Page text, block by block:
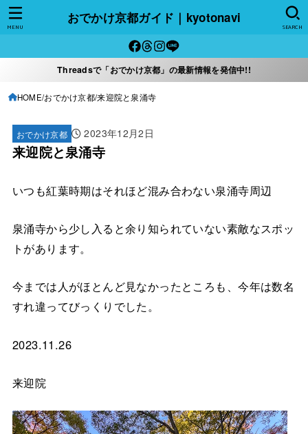
おでかけ京都ガイド｜kyotonavi
SEARCH
MENU
Threadsで「おでかけ京都」の最新情報を発信中!!
HOME おでかけ京都 来迎院と泉涌寺
おでかけ京都 2023年12月2日
来迎院と泉涌寺
いつも紅葉時期はそれほど混み合わない泉涌寺周辺
泉涌寺から少し入ると余り知られていない素敵なスポッ
トがあります。
今までは人がほとんど見なかったところも、今年は数名
すれ違ってびっくりでした。
2023.11.26
来迎院